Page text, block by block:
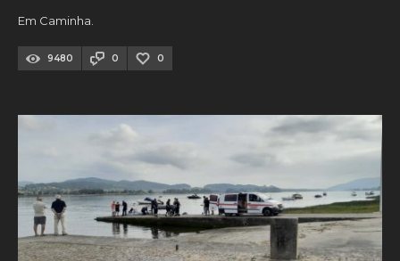
Em Caminha.
9480 0 0